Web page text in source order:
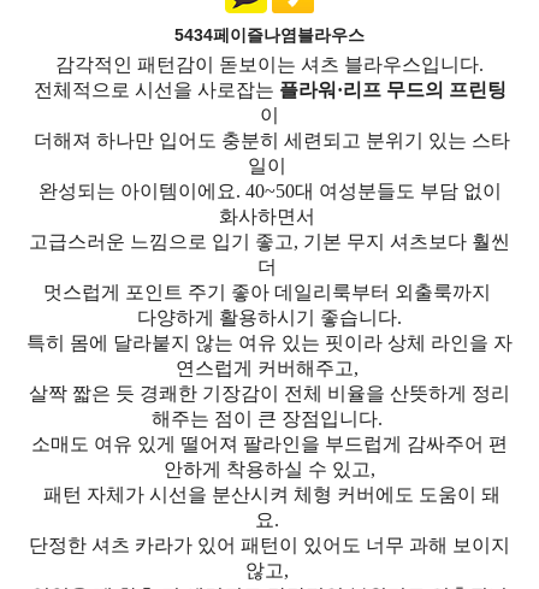
5434페이즐나염블라우스
감각적인 패턴감이 돋보이는 셔츠 블라우스입니다.
전체적으로 시선을 사로잡는 플라워·리프 무드의 프린팅
이
더해져 하나만 입어도 충분히 세련되고 분위기 있는 스타
일이
완성되는 아이템이에요. 40~50대 여성분들도 부담 없이
화사하면서
고급스러운 느낌으로 입기 좋고, 기본 무지 셔츠보다 훨씬
더
멋스럽게 포인트 주기 좋아 데일리룩부터 외출룩까지
다양하게 활용하시기 좋습니다.
특히 몸에 달라붙지 않는 여유 있는 핏이라 상체 라인을 자
연스럽게 커버해주고,
살짝 짧은 듯 경쾌한 기장감이 전체 비율을 산뜻하게 정리
해주는 점이 큰 장점입니다.
소매도 여유 있게 떨어져 팔라인을 부드럽게 감싸주어 편
안하게 착용하실 수 있고,
패턴 자체가 시선을 분산시켜 체형 커버에도 도움이 돼
요.
단정한 셔츠 카라가 있어 패턴이 있어도 너무 과해 보이지
않고,